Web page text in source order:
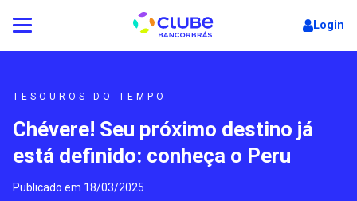
Login
TESOUROS DO TEMPO
Chévere! Seu próximo destino já
está definido: conheça o Peru
Publicado em 18/03/2025